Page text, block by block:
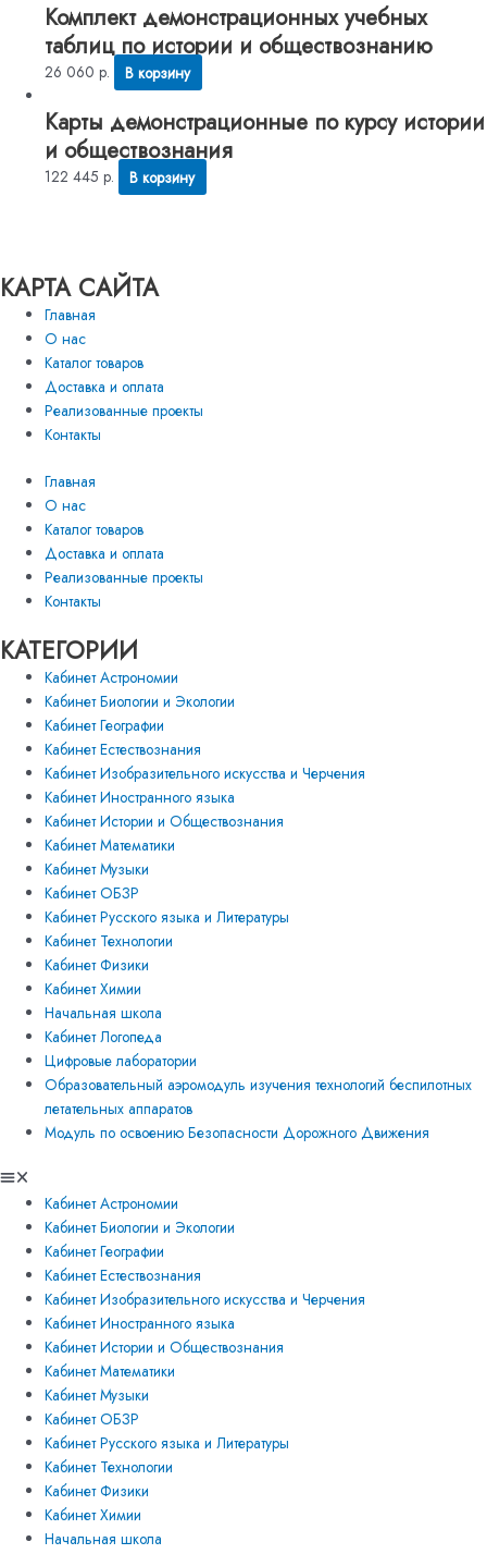
Комплект демонстрационных учебных
таблиц по истории и обществознанию
26 060р. В корзину
Карты демонстрационные по курсу истории
и обществознания
122 445р. В корзину
КАРТА САЙТА
Главная
О нас
Каталог товаров
Доставка и оплата
Реализованные проекты
Контакты
Главная
О нас
Каталог товаров
Доставка и оплата
Реализованные проекты
Контакты
КАТЕГОРИИ
Кабинет Астрономии
Кабинет Биологии и Экологии
Кабинет Географии
Кабинет Естествознания
Кабинет Изобразительного искусства и Черчения
Кабинет Иностранного языка
Кабинет Истории и Обществознания
Кабинет Математики
Кабинет Музыки
Кабинет ОБЗР
Кабинет Русского языка и Литературы
Кабинет Технологии
Кабинет Физики
Кабинет Химии
Начальная школа
Кабинет Логопеда
Цифровые лаборатории
Образовательный аэромодуль изучения технологий беспилотных
летательных аппаратов
Модуль по освоению Безопасности Дорожного Движения
Кабинет Астрономии
Кабинет Биологии и Экологии
Кабинет Географии
Кабинет Естествознания
Кабинет Изобразительного искусства и Черчения
Кабинет Иностранного языка
Кабинет Истории и Обществознания
Кабинет Математики
Кабинет Музыки
Кабинет ОБЗР
Кабинет Русского языка и Литературы
Кабинет Технологии
Кабинет Физики
Кабинет Химии
Начальная школа